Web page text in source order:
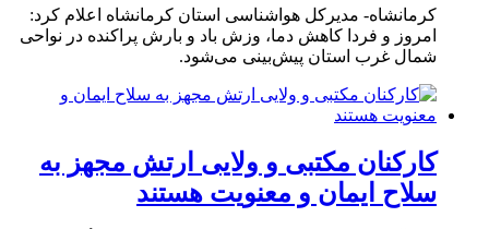
کرمانشاه- مدیرکل هواشناسی استان کرمانشاه اعلام کرد:
امروز و فردا کاهش دما، وزش باد و بارش پراکنده در نواحی
شمال غرب استان پیش‌بینی می‌شود.
کارکنان مکتبی و ولایی ارتش مجهز به
سلاح ایمان و معنویت هستند